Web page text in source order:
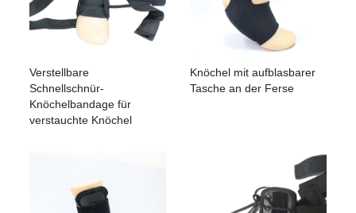
Verstellbare
Schnellschnür-
Knöchelbandage für
verstauchte Knöchel
Knöchel mit aufblasbarer
Tasche an der Ferse